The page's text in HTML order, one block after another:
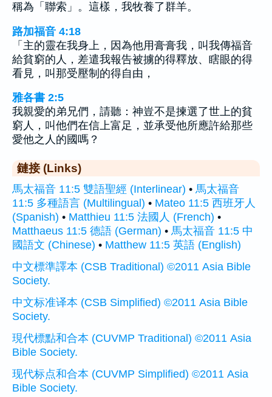
稱為「聯索」。這樣，我牧養了群羊。
路加福音 4:18
「主的靈在我身上，因為他用膏膏我，叫我傳福音
給貧窮的人，差遣我報告被擄的得釋放、瞎眼的得
看見，叫那受壓制的得自由，
雅各書 2:5
我親愛的弟兄們，請聽：神豈不是揀選了世上的貧
窮人，叫他們在信上富足，並承受他所應許給那些
愛他之人的國嗎？
鏈接 (Links)
馬太福音 11:5 雙語聖經 (Interlinear) • 馬太福音
11:5 多種語言 (Multilingual) • Mateo 11:5 西班牙人
(Spanish) • Matthieu 11:5 法國人 (French) •
Matthaeus 11:5 德語 (German) • 馬太福音 11:5 中
國語文 (Chinese) • Matthew 11:5 英語 (English)
中文標準譯本 (CSB Traditional) ©2011 Asia Bible
Society.
中文标准译本 (CSB Simplified) ©2011 Asia Bible
Society.
現代標點和合本 (CUVMP Traditional) ©2011 Asia
Bible Society.
现代标点和合本 (CUVMP Simplified) ©2011 Asia
Bible Society.